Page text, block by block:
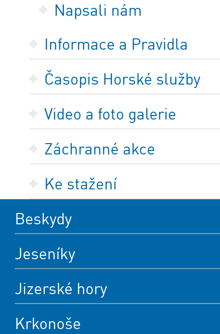
Napsali nám
Informace a Pravidla
Časopis Horské služby
Video a foto galerie
Záchranné akce
Ke stažení
Beskydy
Jeseníky
Jizerské hory
Krkonoše